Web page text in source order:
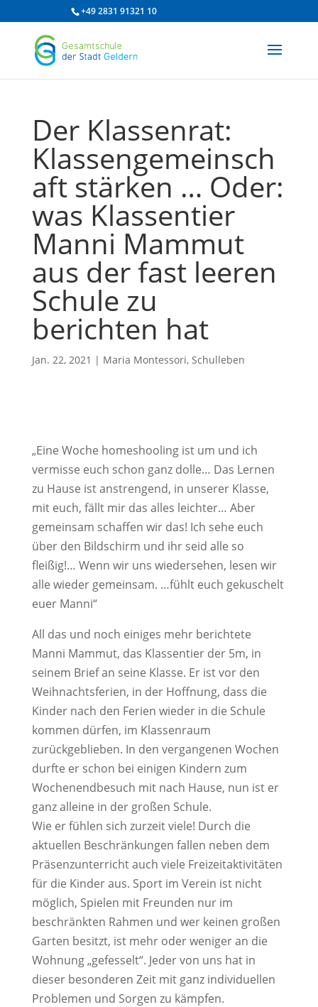
+49 2831 91321 10
Der Klassenrat:
Klassengemeinsch
aft stärken … Oder:
was Klassentier
Manni Mammut
aus der fast leeren
Schule zu
berichten hat
Jan. 22, 2021 | Maria Montessori, Schulleben
„Eine Woche homeshooling ist um und ich
vermisse euch schon ganz dolle… Das Lernen
zu Hause ist anstrengend, in unserer Klasse,
mit euch, fällt mir das alles leichter… Aber
gemeinsam schaffen wir das! Ich sehe euch
über den Bildschirm und ihr seid alle so
fleißig!… Wenn wir uns wiedersehen, lesen wir
alle wieder gemeinsam. …fühlt euch gekuschelt
euer Manni“
All das und noch einiges mehr berichtete
Manni Mammut, das Klassentier der 5m, in
seinem Brief an seine Klasse. Er ist vor den
Weihnachtsferien, in der Hoffnung, dass die
Kinder nach den Ferien wieder in die Schule
kommen dürfen, im Klassenraum
zurückgeblieben. In den vergangenen Wochen
durfte er schon bei einigen Kindern zum
Wochenendbesuch mit nach Hause, nun ist er
ganz alleine in der großen Schule.
Wie er fühlen sich zurzeit viele! Durch die
aktuellen Beschränkungen fallen neben dem
Präsenzunterricht auch viele Freizeitaktivitäten
für die Kinder aus. Sport im Verein ist nicht
möglich, Spielen mit Freunden nur im
beschränkten Rahmen und wer keinen großen
Garten besitzt, ist mehr oder weniger an die
Wohnung „gefesselt“. Jeder von uns hat in
dieser besonderen Zeit mit ganz individuellen
Problemen und Sorgen zu kämpfen.